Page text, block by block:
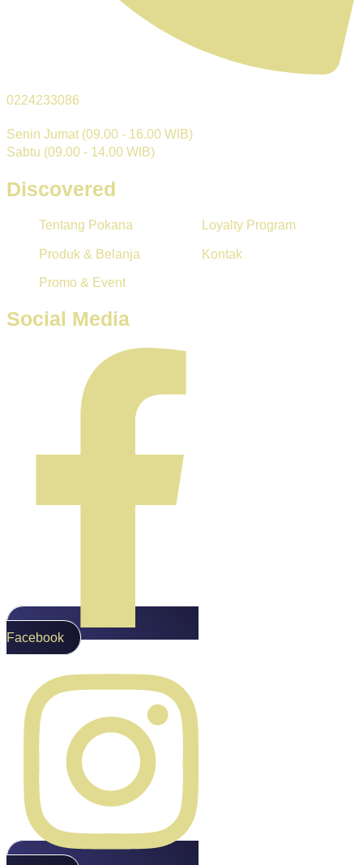
0224233086
Senin Jumat (09.00 - 16.00 WIB)
Sabtu (09.00 - 14.00 WIB)
Discovered
Tentang Pokana Loyalty Program
Produk & Belanja Kontak
Promo & Event
Social Media
Facebook